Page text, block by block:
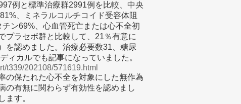
例と標準治療群2991例を比較、中央
、ミネラルコルチコイド受容体阻
ン69%、心血管死亡または心不全初
プラセボ群と比較して、21％有意に
を認めました。治療必要数31、糖尿
ィカルでも記事になっていました。
t339/202108/571619.html
の保たれた心不全を対象にした無作為
の有無に関わらず有効性を認めまし
ます。